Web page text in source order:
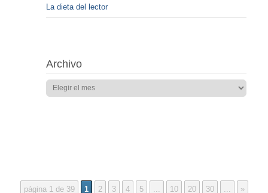
La dieta del lector
Archivo
página 1 de 39 1 2 3 4 5 ... 10 20 30 ... »